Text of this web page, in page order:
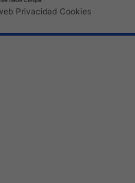
Privacidad Cookies